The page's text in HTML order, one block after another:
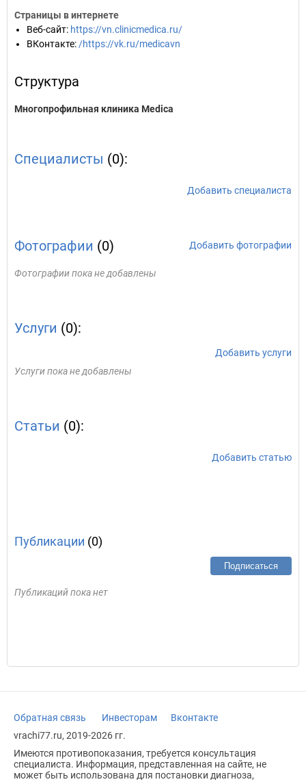
Страницы в интернете
Веб-сайт: https://vn.clinicmedica.ru/
ВКонтакте: /https://vk.ru/medicavn
Структура
Многопрофильная клиника Medica
Специалисты (0):
Добавить специалиста
Фотографии (0) Добавить фотографии
Фотографии пока не добавлены
Услуги (0):
Добавить услуги
Услуги пока не добавлены
Статьи (0):
Добавить статью
Публикации (0)
Подписаться
Публикаций пока нет
Обратная связь Инвесторам
Вконтакте
vrachi77.ru, 2019-2026 гг.
Имеются противопоказания, требуется консультация
специалиста. Информация, представленная на сайте, не
может быть использована для постановки диагноза,